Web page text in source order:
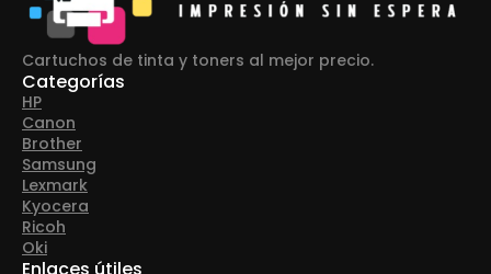
Cartuchos de tinta y toners al mejor precio.
Categorías
HP
Canon
Brother
Samsung
Lexmark
Kyocera
Ricoh
Oki